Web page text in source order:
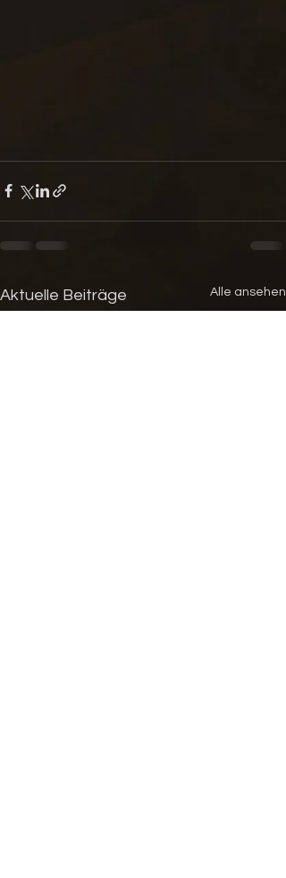
Aktuelle Beiträge Alle ansehen